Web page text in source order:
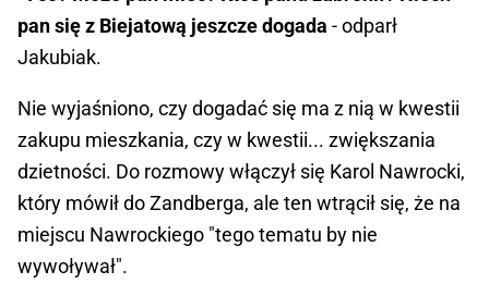
pan się z Biejatową jeszcze dogada - odparł
Jakubiak.
Nie wyjaśniono, czy dogadać się ma z nią w kwestii
zakupu mieszkania, czy w kwestii... zwiększania
dzietności. Do rozmowy włączył się Karol Nawrocki,
który mówił do Zandberga, ale ten wtrącił się, że na
miejscu Nawrockiego "tego tematu by nie
wywoływał".